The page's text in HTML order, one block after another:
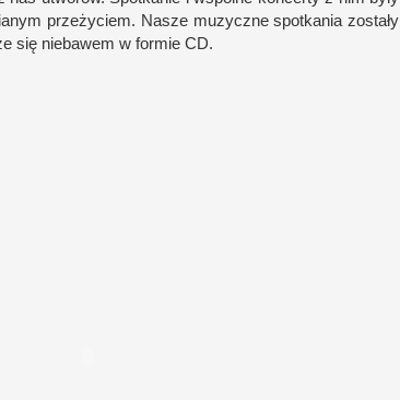
prze­życiem. Nasze muzyczne spo­tkania zostały
się nie­bawem w for­mie CD.